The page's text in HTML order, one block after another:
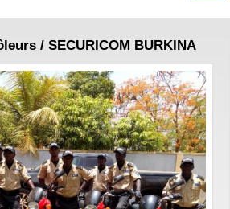
/ SECURICOM BURKINA